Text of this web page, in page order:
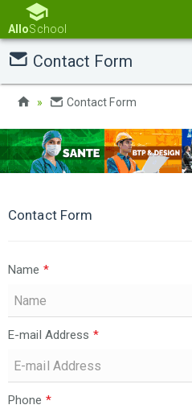
AlloSchool
Contact Form
Contact Form
Contact Form
Name *
E-mail Address *
Phone *